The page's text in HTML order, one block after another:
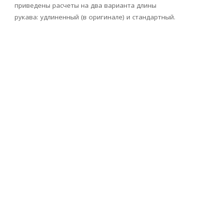
приведены расчеты на два варианта длины
рукава: удлиненный (в оригинале) и стандартный.